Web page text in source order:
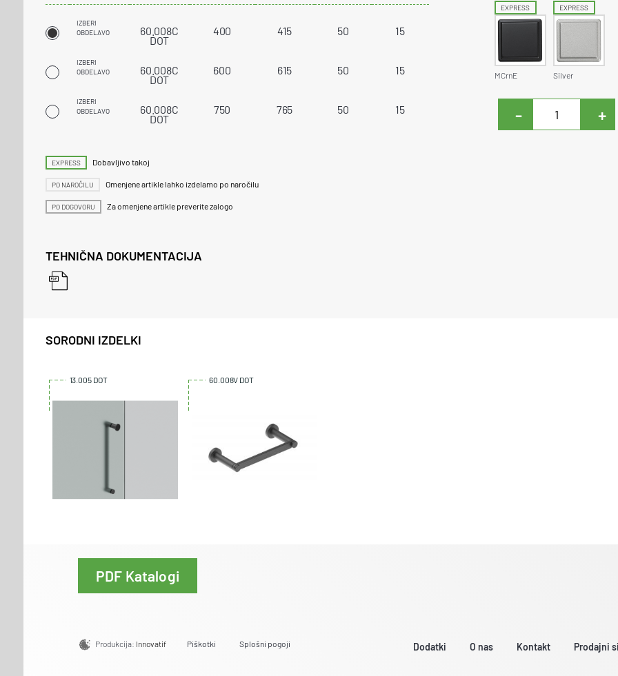
IZBERI
OBDELAVO
60.008C
DOT
400 415 50 15
IZBERI
OBDELAVO
60.008C
DOT
600 615 50 15
IZBERI
OBDELAVO
60.008C
DOT
750 765 50 15
EXPRESS Dobavljivo takoj
PO NAROČILU Omenjene artikle lahko izdelamo po naročilu
PO DOGOVORU Za omenjene artikle preverite zalogo
TEHNIČNA DOKUMENTACIJA
EXPRESS
MCrnE
EXPRESS
Silver
- +
SORODNI IZDELKI
13.005 DOT 60.008V DOT
PDF Katalogi
Produkcija: Innovatif Piškotki Splošni pogoji Dodatki O nas Kontakt Prodajni